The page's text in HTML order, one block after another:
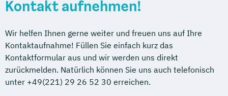
Kontakt aufnehmen!
Wir helfen Ihnen gerne weiter und freuen uns auf Ihre
Kontaktaufnahme! Füllen Sie einfach kurz das
Kontaktformular aus und wir werden uns direkt
zurückmelden. Natürlich können Sie uns auch telefonisch
unter +49(221) 29 26 52 30 erreichen.